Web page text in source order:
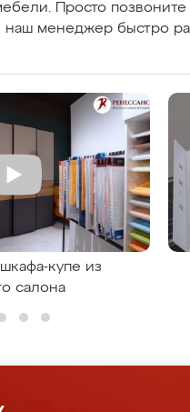
Просто
наш менеджер быстро
купе из
салона